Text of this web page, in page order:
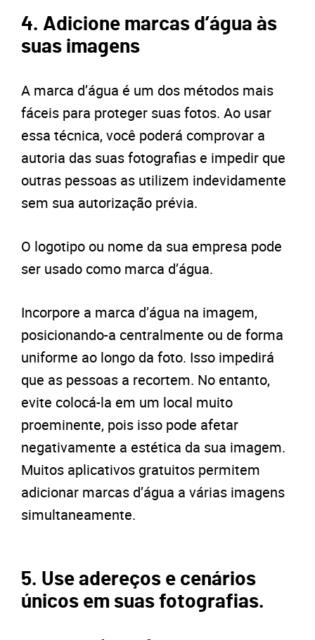
4. Adicione marcas d’água às
suas imagens
A marca d’água é um dos métodos mais
fáceis para proteger suas fotos. Ao usar
essa técnica, você poderá comprovar a
autoria das suas fotografias e impedir que
outras pessoas as utilizem indevidamente
sem sua autorização prévia.
O logotipo ou nome da sua empresa pode
ser usado como marca d’água.
Incorpore a marca d’água na imagem,
posicionando-a centralmente ou de forma
uniforme ao longo da foto. Isso impedirá
que as pessoas a recortem. No entanto,
evite colocá-la em um local muito
proeminente, pois isso pode afetar
negativamente a estética da sua imagem.
Muitos aplicativos gratuitos permitem
adicionar marcas d’água a várias imagens
simultaneamente.
5. Use adereços e cenários
únicos em suas fotografias.